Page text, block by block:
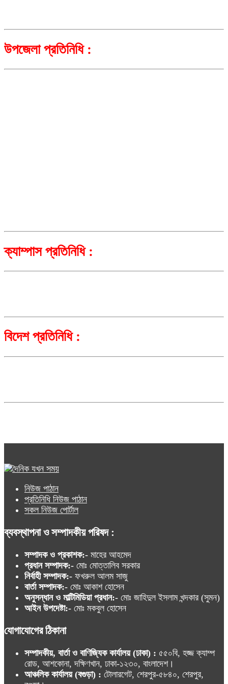
উপজেলা প্রতিনিধি :
ক্যাম্পাস প্রতিনিধি :
বিদেশ প্রতিনিধি :
নিউজ পাঠান
প্রতিনিধি নিউজ পাঠান
সকল নিউজ পোর্টাল
ব্যবস্থাপনা ও সম্পাদকীয় পরিষদ :
সম্পাদক ও প্রকাশক:- মাহের আহমেদ
প্রধান সম্পাদক:- মোঃ মোত্তালিব সরকার
নির্বাহী সম্পাদক:- ফখরুল আলম সাজু
বার্তা সম্পাদক:- মোঃ আকাশ হোসেন
অনুসন্ধান ও মাল্টিমিডিয়া প্রধান:- মোঃ জাহিদুল ইসলাম খন্দকার (সুমন)
আইন উপদেষ্টা:- মোঃ মকবুল হোসেন
যোগাযোগের ঠিকানা
সম্পাদকীয়, বার্তা ও বাণিজ্যিক কার্যালয় (ঢাকা) : ৫৫০বি, হজ্জ ক্যাম্প
রোড, আশকোনা, দক্ষিণখান, ঢাকা-১২৩০, বাংলাদেশ।
আঞ্চলিক কার্যালয় (বগুড়া) : টোলারগেট, শেরপুর-৫৮৪০, শেরপুর,